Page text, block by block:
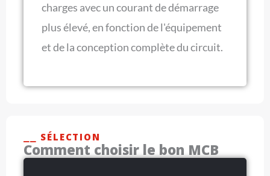
charges avec un courant de démarrage
plus élevé, en fonction de l'équipement
et de la conception complète du circuit.
⎯⎯ SÉLECTION
Comment choisir le bon MCB